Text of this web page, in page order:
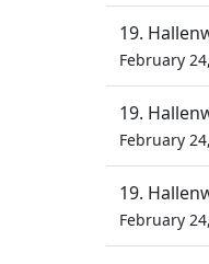
19.
February
19.
February
19.
February